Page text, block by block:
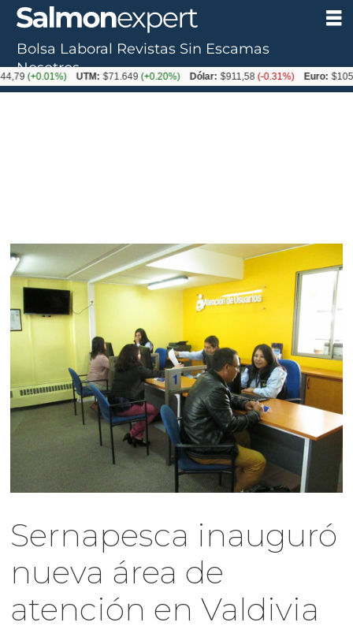
Sernapesca inauguró
nueva área de
atención en Valdivia
Bolsa Laboral Revistas Sin Escamas
Nosotros
UTM: $71.649(+0.20%) Dólar: $911,58(-0.31%) Euro: $1053,36(-